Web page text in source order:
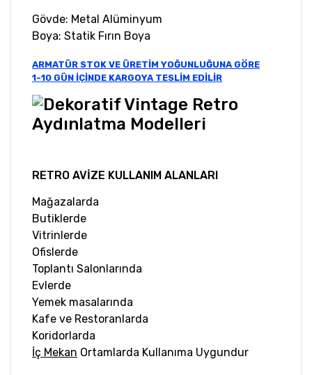
Gövde: Metal Alüminyum
Boya: Statik Fırın Boya
ARMATÜR STOK VE ÜRETİM YOĞUNLUĞUNA GÖRE
1-10 GÜN İÇİNDE KARGOYA TESLİM EDİLİR
RETRO AVİZE KULLANIM ALANLARI
Mağazalarda
Butiklerde
Vitrinlerde
Ofislerde
Toplantı Salonlarında
Evlerde
Yemek masalarında
Kafe ve Restoranlarda
Koridorlarda
İç Mekan Ortamlarda Kullanıma Uygundur